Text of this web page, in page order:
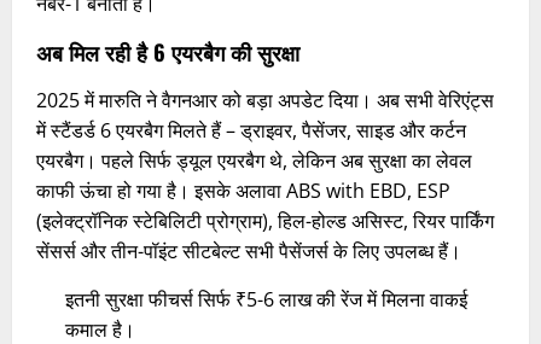
अब मिल रही है 6 एयरबैग की सुरक्षा
2025 में मारुति ने वैगनआर को बड़ा अपडेट दिया। अब सभी वेरिएंट्स
में स्टैंडर्ड 6 एयरबैग मिलते हैं – ड्राइवर, पैसेंजर, साइड और कर्टन
एयरबैग। पहले सिर्फ ड्यूल एयरबैग थे, लेकिन अब सुरक्षा का लेवल
काफी ऊंचा हो गया है। इसके अलावा ABS with EBD, ESP
(इलेक्ट्रॉनिक स्टेबिलिटी प्रोग्राम), हिल-होल्ड असिस्ट, रियर पार्किंग
सेंसर्स और तीन-पॉइंट सीटबेल्ट सभी पैसेंजर्स के लिए उपलब्ध हैं।
इतनी सुरक्षा फीचर्स सिर्फ ₹5-6 लाख की रेंज में मिलना वाकई
कमाल है।